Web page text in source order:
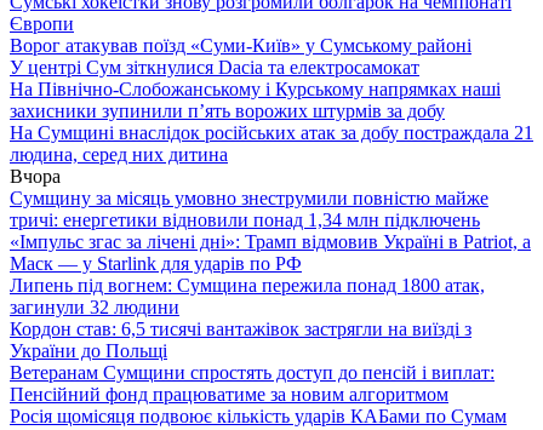
Європи
Ворог атакував поїзд «Суми-Київ» у Сумському районі
У центрі Сум зіткнулися Dacia та електросамокат
На Північно-Слобожанському і Курському напрямках наші
захисники зупинили п’ять ворожих штурмів за добу
На Сумщині внаслідок російських атак за добу постраждала 21
людина, серед них дитина
Вчора
Сумщину за місяць умовно знеструмили повністю майже
тричі: енергетики відновили понад 1,34 млн підключень
«Імпульс згас за лічені дні»: Трамп відмовив Україні в Patriot, а
Маск — у Starlink для ударів по РФ
Липень під вогнем: Сумщина пережила понад 1800 атак,
загинули 32 людини
Кордон став: 6,5 тисячі вантажівок застрягли на виїзді з
України до Польщі
Ветеранам Сумщини спростять доступ до пенсій і виплат:
Пенсійний фонд працюватиме за новим алгоритмом
Росія щомісяця подвоює кількість ударів КАБами по Сумам